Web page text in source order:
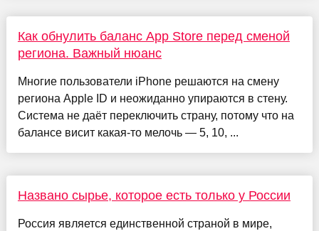
Как обнулить баланс App Store перед сменой
региона. Важный нюанс
Многие пользователи iPhone решаются на смену
региона Apple ID и неожиданно упираются в стену.
Система не даёт переключить страну, потому что на
балансе висит какая-то мелочь — 5, 10, ...
Названо сырье, которое есть только у России
Россия является единственной страной в мире,